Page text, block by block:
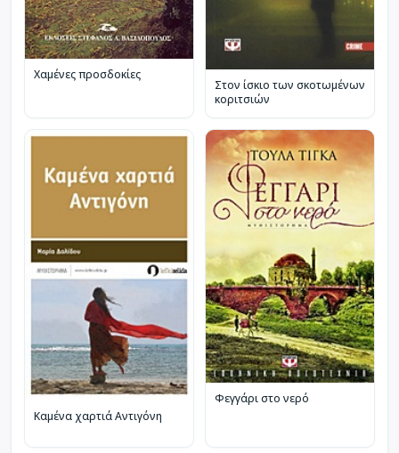
Χαμένες προσδοκίες
Στον ίσκιο των σκοτωμένων
κοριτσιών
Καμένα χαρτιά Αντιγόνη
Φεγγάρι στο νερό